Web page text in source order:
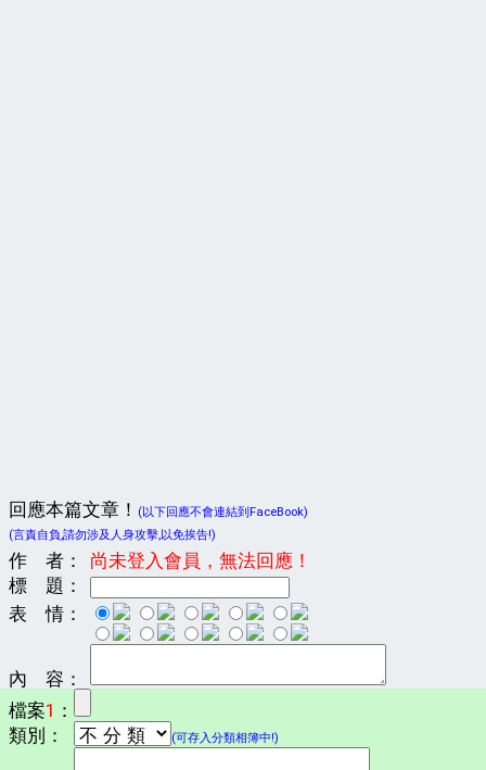
回應本篇文章！
(以下回應不會連結到FaceBook)
(言責自負,請勿涉及人身攻擊,以免挨告!)
作 者：
尚未登入會員，無法回應！
標 題：
表 情：
內 容：
檔案1 ：
類別：
(可存入分類相簿中!)